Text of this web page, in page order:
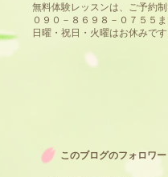
無料体験レッスンは、ご予約制
０９０－８６９８－０７５５ま
日曜・祝日・火曜はお休みです
このブログのフォロワー